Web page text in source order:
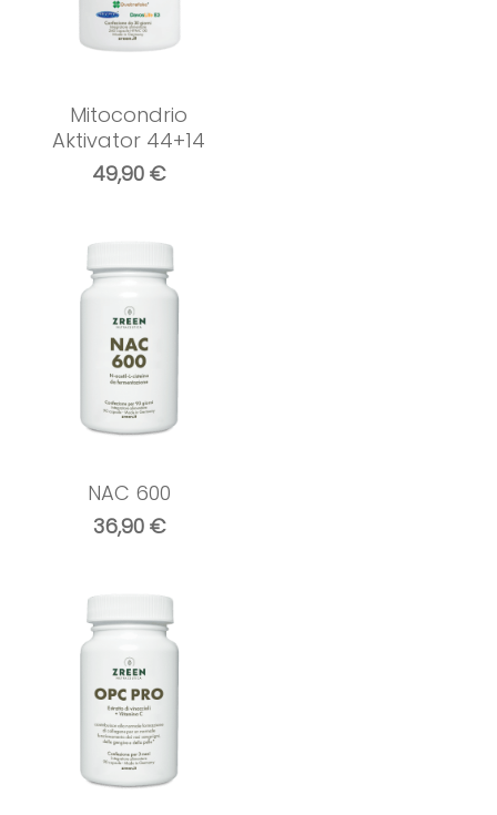
Mitocondrio
Aktivator 44+14
49,90€
NAC 600
36,90 €